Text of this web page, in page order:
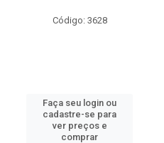
Código: 3628
Faça seu login ou
cadastre-se para
ver preços e
comprar